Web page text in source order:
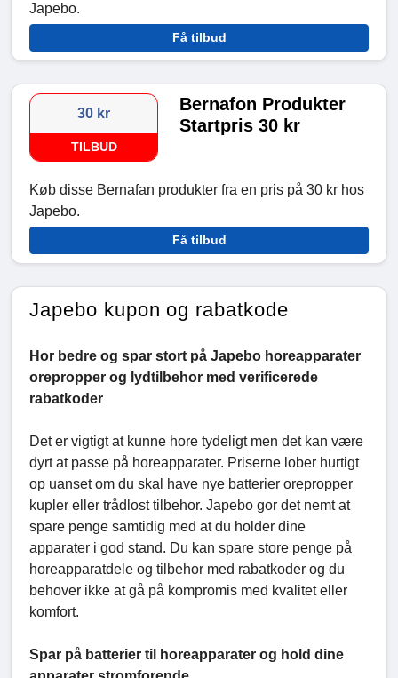
Japebo.
Få tilbud
30 kr
TILBUD
Bernafon Produkter
Startpris 30 kr
Køb disse Bernafan produkter fra en pris på 30 kr hos
Japebo.
Få tilbud
Japebo kupon og rabatkode
Hor bedre og spar stort på Japebo horeapparater
orepropper og lydtilbehor med verificerede
rabatkoder
Det er vigtigt at kunne hore tydeligt men det kan være
dyrt at passe på horeapparater. Priserne lober hurtigt
op uanset om du skal have nye batterier orepropper
kupler eller trådlost tilbehor. Japebo gor det nemt at
spare penge samtidig med at du holder dine
apparater i god stand. Du kan spare store penge på
horeapparatdele og tilbehor med rabatkoder og du
behover ikke at gå på kompromis med kvalitet eller
komfort.
Spar på batterier til horeapparater og hold dine